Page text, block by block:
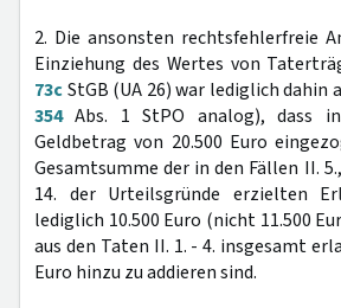
2. Die ansonsten rechtsfehlerfreie
Einziehung des Wertes von
73cStGB (UA 26) war lediglich dahin
354Abs. 1 StPO analog), dass
Geldbetrag von 20.500 Euro
Gesamtsumme der in den Fällen II.
14. der Urteilsgründe erzielten
lediglich 10.500 Euro (nicht 11.500
aus den Taten II. 1. - 4. insgesamt
Euro hinzu zu addieren sind.